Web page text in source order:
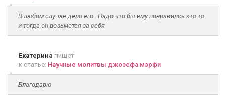
В любом случае дело его . Надо что бы ему понравился кто то
и тогда он возьмется за себя
Екатерина пишет
к статье: Научные молитвы джозефа мэрфи
Благодарю